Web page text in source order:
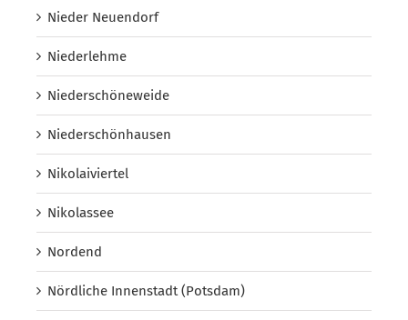
Nieder Neuendorf
Niederlehme
Niederschöneweide
Niederschönhausen
Nikolaiviertel
Nikolassee
Nordend
Nördliche Innenstadt (Potsdam)